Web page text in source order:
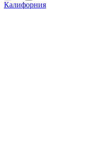
Калифорния